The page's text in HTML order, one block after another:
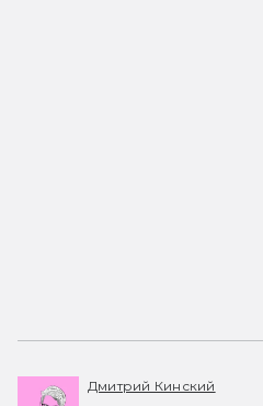
Дмитрий Кинский